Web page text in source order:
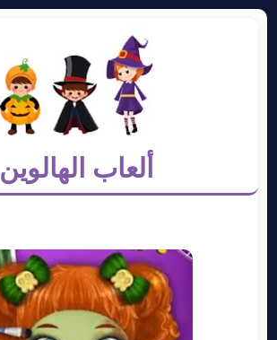
ألعاب الهالوين